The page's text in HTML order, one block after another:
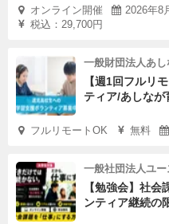
オンライン開催
2026年8
税込：29,700円
一般財団法人あ
【週1回フルリ
ティア/あしなが
フルリモートOK 無料
一般社団法人ユ
【勉強会】社
ンティア継続の